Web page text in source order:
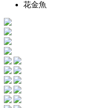
花金魚